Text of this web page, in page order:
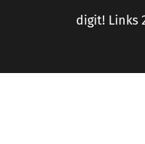
digit! Links